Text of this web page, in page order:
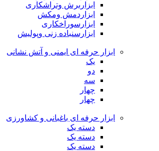
ابزاربرش وتراشکاری
ابزاردمش ومکش
ابزارسوراخکاری
ابزارسنباده زنی وپولیش
ابزار حرفه ای ایمنی و آتش نشانی
یک
دو
سه
چهار
چهار
ابزار حرفه ای باغبانی و کشاورزی
دسته یک
دسته یک
دسته یک